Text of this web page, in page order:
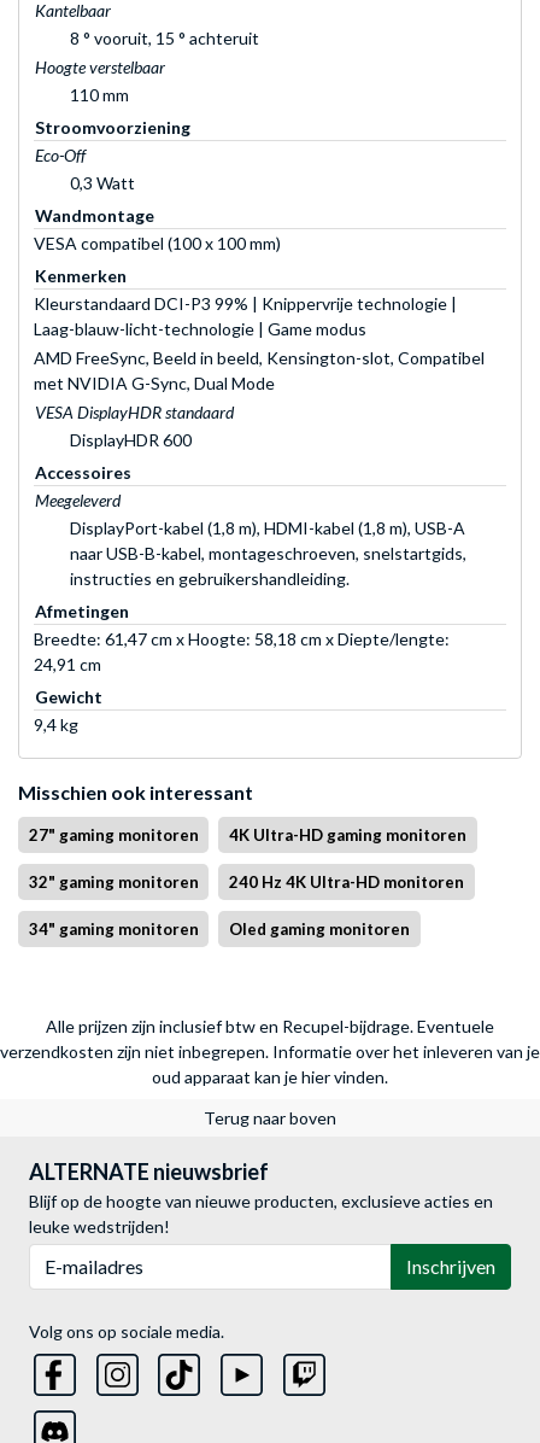
Kantelbaar
8 ° vooruit, 15 ° achteruit
Hoogte verstelbaar
110 mm
Stroomvoorziening
Eco-Off
0,3 Watt
Wandmontage
VESA compatibel (100 x 100 mm)
Kenmerken
Kleurstandaard DCI-P3 99% | Knippervrije technologie |
Laag-blauw-licht-technologie | Game modus
AMD FreeSync, Beeld in beeld, Kensington-slot, Compatibel
met NVIDIA G-Sync, Dual Mode
VESA DisplayHDR standaard
DisplayHDR 600
Accessoires
Meegeleverd
DisplayPort-kabel (1,8 m), HDMI-kabel (1,8 m), USB-A
naar USB-B-kabel, montageschroeven, snelstartgids,
instructies en gebruikershandleiding.
Afmetingen
Breedte: 61,47 cm x Hoogte: 58,18 cm x Diepte/lengte:
24,91 cm
Gewicht
9,4 kg
Misschien ook interessant
27" gaming monitoren 4K Ultra-HD gaming monitoren
32" gaming monitoren 240 Hz 4K Ultra-HD monitoren
34" gaming monitoren Oled gaming monitoren
Alle prijzen zijn inclusief btw en Recupel-bijdrage. Eventuele
verzendkosten zijn niet inbegrepen. Informatie over het inleveren van je
oud apparaat kan je hier vinden.
Terug naar boven
ALTERNATE nieuwsbrief
Blijf op de hoogte van nieuwe producten, exclusieve acties en
leuke wedstrijden!
Inschrijven
Volg ons op sociale media.